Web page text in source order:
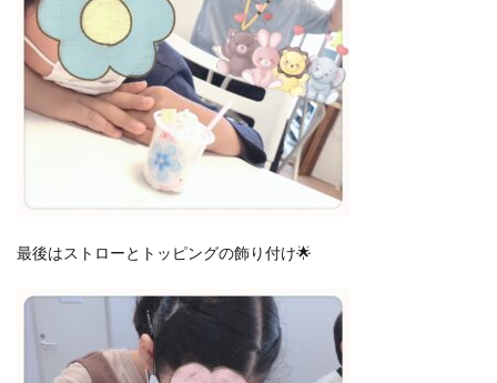
最後はストローとトッピングの飾り付け🌟